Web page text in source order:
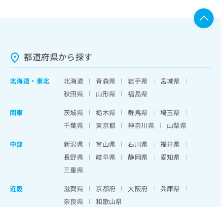
都道府県から探す
北海道 ・ 東北 北海道 青森県 岩手県
宮城県
秋田県
山形県
福島県
関東
茨城県 栃木県 群馬県
埼玉県
千葉県
東京都 神奈川県
山梨県
中部
新潟県 富山県 石川県
福井県
長野県
岐阜県 静岡県
愛知県
三重県
近畿
滋賀県 京都府 大阪府
兵庫県
奈良県
和歌山県